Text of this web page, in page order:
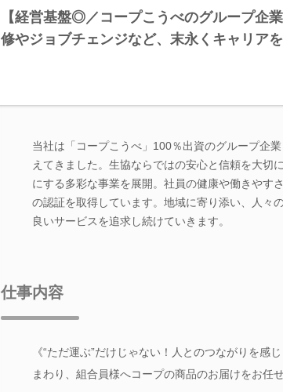
【経営基盤◎／コープこうべのグループ企
修やジョブチェンジなど、末永くキャリアを
当社は「コープこうべ」100％出資のグループ企
えてきました。生協ならではの安心と信頼を大切
にする多彩な事業を展開。社員の健康や働きやす
の認証を取得しています。地域に寄り添い、人々
良いサービスを追求し続けていきます。
仕事内容
《“ただ運ぶ”だけじゃない！人とのつながりを感
まわり、組合員様へコープの商品のお届けをお任